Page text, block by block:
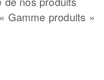
Gamme produits »